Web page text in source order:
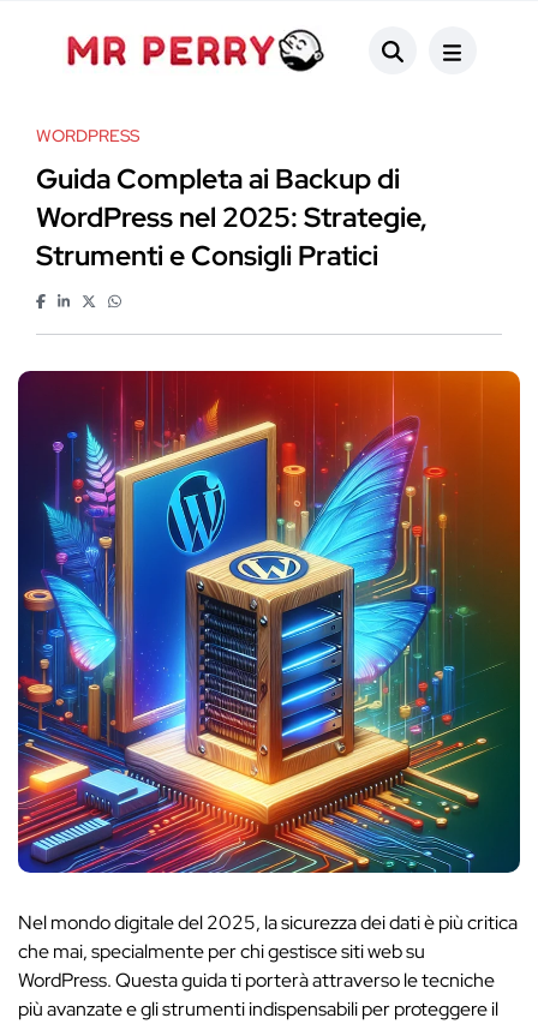
WORDPRESS
Guida Completa ai Backup di
WordPress nel 2025: Strategie,
Strumenti e Consigli Pratici
Nel mondo digitale del 2025, la sicurezza dei dati è più critica
che mai, specialmente per chi gestisce siti web su
WordPress. Questa guida ti porterà attraverso le tecniche
più avanzate e gli strumenti indispensabili per proteggere il